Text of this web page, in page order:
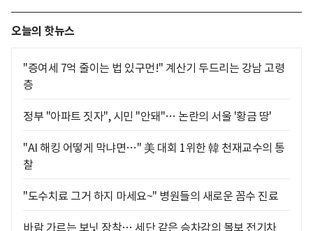
오늘의 핫뉴스
"증여세 7억 줄이는 법 있구먼!" 계산기 두드리는 강남 고령
층
정부 "아파트 짓자", 시민 "안돼"… 논란의 서울 '황금 땅'
"AI 해킹 어떻게 막냐면…" 美 대회 1위한 韓 천재교수의 통
찰
"도수치료 그거 하지 마세요~" 병원들의 새로운 꼼수 진료
바람 가르는 보닛 장착… 세단 같은 승차감의 볼보 전기차